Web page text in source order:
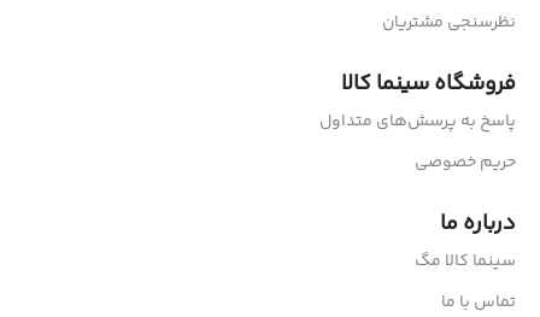
نظرسنجی مشتریان
فروشگاه سینما کالا
پاسخ به پرسش‌های متداول
حریم خصوصی
درباره ما
سینما کالا مگ
تماس با ما